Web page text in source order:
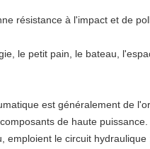
résistance à l'impact et de
le petit pain, le bateau,
est généralement de
de haute
emploient le circuit hydraulique